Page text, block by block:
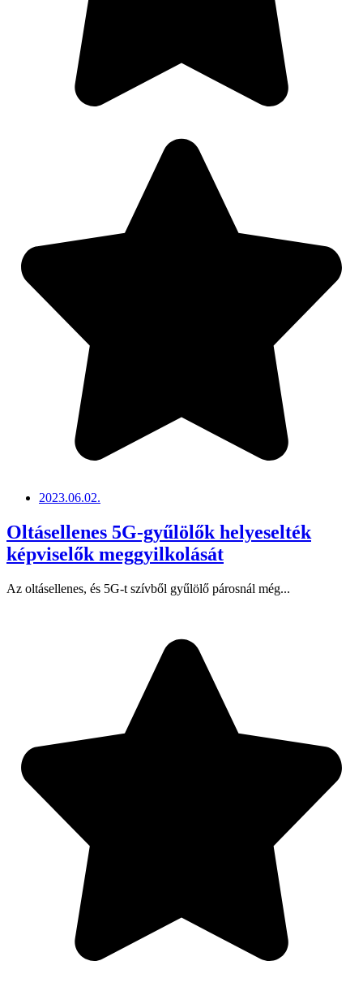
2023.06.02.
Oltásellenes 5G-gyűlölők helyeselték
képviselők meggyilkolását
Az oltásellenes, és 5G-t szívből gyűlölő párosnál még...